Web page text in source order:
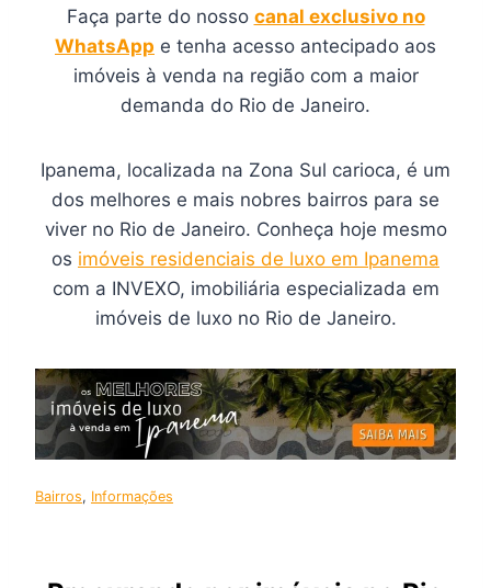
Faça parte do nosso canal exclusivo no
WhatsApp e tenha acesso antecipado aos
imóveis à venda na região com a maior
demanda do Rio de Janeiro.
Ipanema, localizada na Zona Sul carioca, é um
dos melhores e mais nobres bairros para se
viver no Rio de Janeiro. Conheça hoje mesmo
os imóveis residenciais de luxo em Ipanema
com a INVEXO, imobiliária especializada em
imóveis de luxo no Rio de Janeiro.
Bairros, Informações